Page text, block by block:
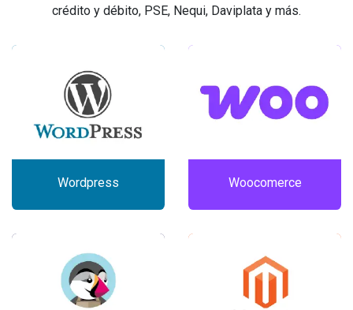
crédito y débito, PSE, Nequi, Daviplata y más.
Wordpress Woocomerce